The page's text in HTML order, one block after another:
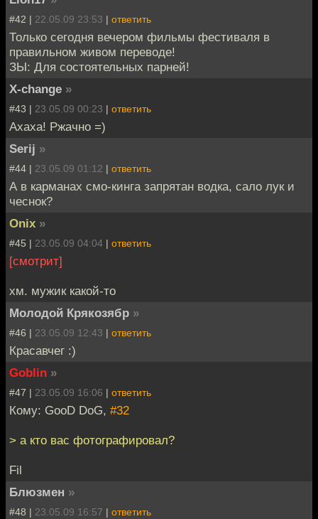
#42 | 22.05.09 23:53 | ответить
Только сегодня вечером фильмы фестиваля в
правильном живом переводе!
ЗЫ: Для состоятельных парней!
X-change »
#43 | 23.05.09 00:23 | ответить
Ахаха! Ржачно =)
Serij »
#44 | 23.05.09 01:12 | ответить
А в карманах смо-кинга запрятан водка, сало лук и
чеснок?
Onix »
#45 | 23.05.09 04:04 | ответить
[смотрит]
хм. мужик какой-то
Молодой Крякозябр »
#46 | 23.05.09 12:43 | ответить
Красавчег :)
Goblin »
#47 | 23.05.09 16:06 | ответить
Кому: GooD DoG, #32
> а кто вас фотографировал?
Fil
Блюзмен »
#48 | 23.05.09 16:57 | ответить